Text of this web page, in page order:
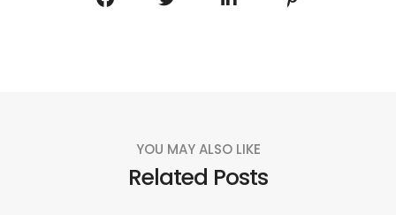
YOU MAY ALSO LIKE
Related Posts